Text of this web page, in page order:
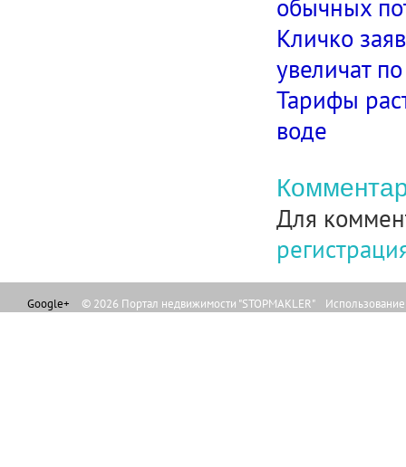
обычных
Кличко
увеличат
Тарифы
воде
Для
Google+ © 2026 Портал недвижимости "STOPMAKLER"